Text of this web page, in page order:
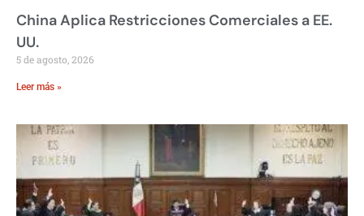
China Aplica Restricciones Comerciales a EE.
UU.
5 de agosto, 2026
Leer más »